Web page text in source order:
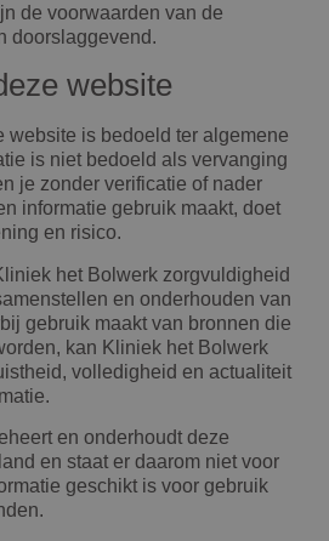
de voorwaarden van de
doorslaggevend.
website
website is bedoeld ter algemene
is niet bedoeld als vervanging
je zonder verificatie of nader
informatie gebruik maakt, doet
en risico.
het Bolwerk zorgvuldigheid
en onderhouden van
gebruik maakt van bronnen die
kan Kliniek het Bolwerk
volledigheid en actualiteit
en onderhoudt deze
en staat er daarom niet voor
geschikt is voor gebruik